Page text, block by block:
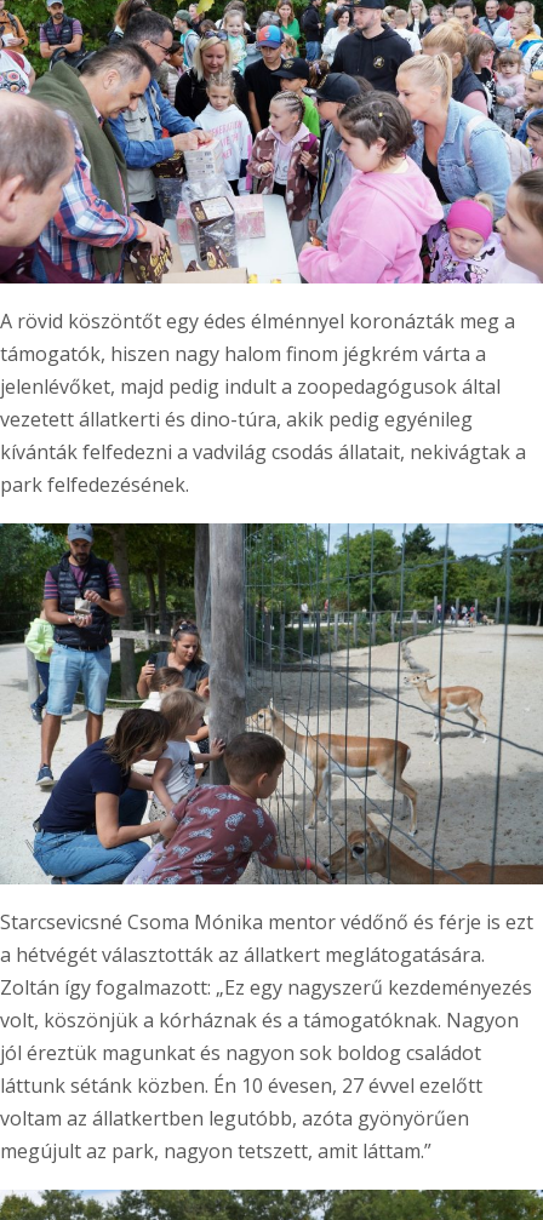
A rövid köszöntőt egy édes élménnyel koronázták meg a
támogatók, hiszen nagy halom finom jégkrém várta a
jelenlévőket, majd pedig indult a zoopedagógusok által
vezetett állatkerti és dino-túra, akik pedig egyénileg
kívánták felfedezni a vadvilág csodás állatait, nekivágtak a
park felfedezésének.
Starcsevicsné Csoma Mónika mentor védőnő és férje is ezt
a hétvégét választották az állatkert meglátogatására.
Zoltán így fogalmazott: „Ez egy nagyszerű kezdeményezés
volt, köszönjük a kórháznak és a támogatóknak. Nagyon
jól éreztük magunkat és nagyon sok boldog családot
láttunk sétánk közben. Én 10 évesen, 27 évvel ezelőtt
voltam az állatkertben legutóbb, azóta gyönyörűen
megújult az park, nagyon tetszett, amit láttam.”